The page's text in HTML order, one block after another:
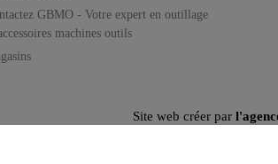
GBMO - Votre expert en outillage
machines outils
Site web créer par